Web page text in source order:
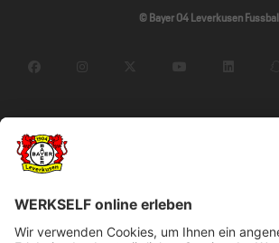
© Bayer 04 Leverkusen